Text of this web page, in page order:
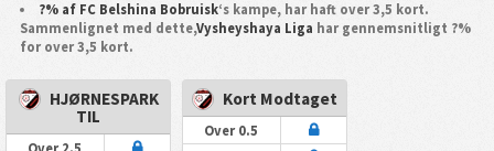
?% af FC Belshina Bobruisk‘s kampe, har haft over 3,5 kort.
Sammenlignet med dette,Vysheyshaya Liga har gennemsnitligt ?%
for over 3,5 kort.
HJØRNESPARK
TIL
Kort Modtaget
Over 0.5